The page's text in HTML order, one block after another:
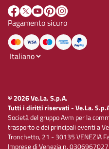
Pagamento sicuro
© 2026 Ve.La. S.p.A.
Tutti i diritti riservati - Ve.La.
Società del gruppo Avm per la
trasporto e dei principali eventi a
Tronchetto, 21 - 30135 VENEZIA
Imprese di Venezia n.